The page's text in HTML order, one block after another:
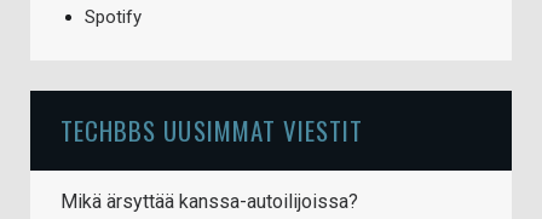
Spotify
TECHBBS UUSIMMAT VIESTIT
Mikä ärsyttää kanssa-autoilijoissa?